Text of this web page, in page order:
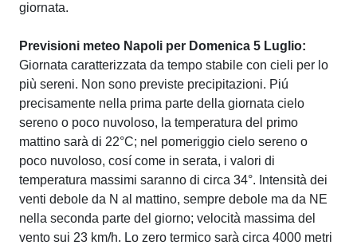
giornata.
Previsioni meteo Napoli per Domenica 5 Luglio:
Giornata caratterizzata da tempo stabile con cieli per lo
più sereni. Non sono previste precipitazioni. Piú
precisamente nella prima parte della giornata cielo
sereno o poco nuvoloso, la temperatura del primo
mattino sarà di 22°C; nel pomeriggio cielo sereno o
poco nuvoloso, cosí come in serata, i valori di
temperatura massimi saranno di circa 34°. Intensità dei
venti debole da N al mattino, sempre debole ma da NE
nella seconda parte del giorno; velocità massima del
vento sui 23 km/h. Lo zero termico sarà circa 4000 metri